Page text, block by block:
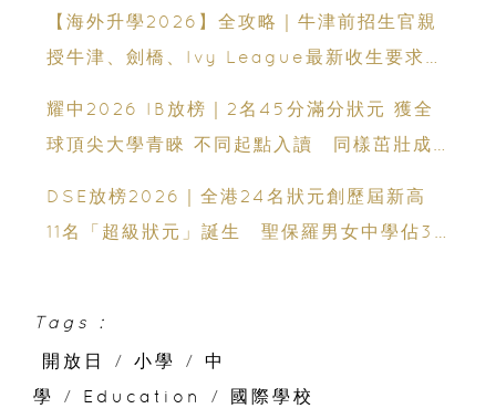
【海外升學2026】全攻略｜牛津前招生官親
授牛津、劍橋、Ivy League最新收生要求｜
耀中2026 IB放榜｜2名45分滿分狀元 獲全
球頂尖大學青睞 不同起點入讀 同樣茁壯成
DSE放榜2026｜全港24名狀元創歷屆新高
11名「超級狀元」誕生 聖保羅男女中學佔3
Tags :
開放日
/ 小學 /
中
學
/ Education /
國際學校